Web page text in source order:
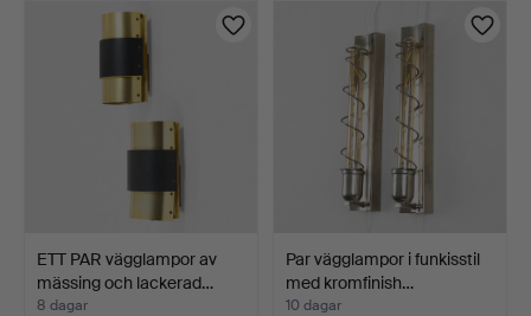
ETT PAR vägglampor av
mässing och lackerad…
8 dagar
Par vägglampor i funkisstil
med kromfinish…
10 dagar